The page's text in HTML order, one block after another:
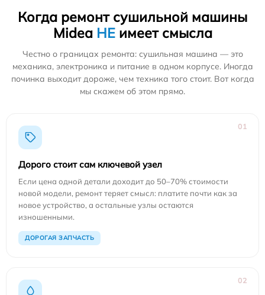
Когда ремонт сушильной машины
Midea НЕимеет смысла
Честно о границах ремонта: сушильная машина — это
механика, электроника и питание в одном корпусе. Иногда
починка выходит дороже, чем техника того стоит. Вот когда
мы скажем об этом прямо.
01
Дорого стоит сам ключевой узел
Если цена одной детали доходит до 50–70% стоимости
новой модели, ремонт теряет смысл: платите почти как за
новое устройство, а остальные узлы остаются
изношенными.
ДОРОГАЯ ЗАПЧАСТЬ
02